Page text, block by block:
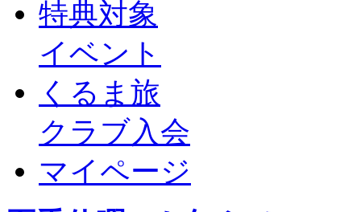
特典対象
イベント
くるま旅
クラブ入会
マイページ